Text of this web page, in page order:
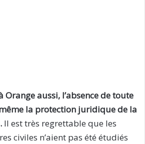
Orange aussi, l’absence de toute
la protection juridique de la
Il est très regrettable que les
civiles n’aient pas été étudiés